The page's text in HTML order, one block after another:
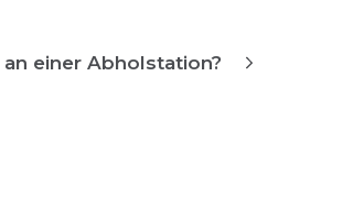
einer Abholstation?